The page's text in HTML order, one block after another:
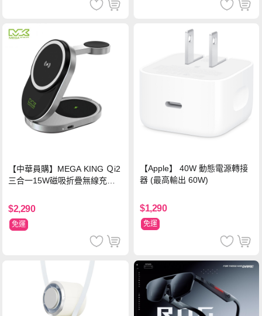
【中華員購】MEGA KING Ｑi2
三合一15W磁吸折疊無線充電
$2,290
免運
【Apple】 40W 動態電源轉接
器 (最高輸出 60W)
$1,290
免運